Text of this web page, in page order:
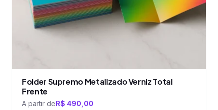
página
produto
Folder Supremo Metalizado Verniz Total
Frente
A partir deR$ 490,00